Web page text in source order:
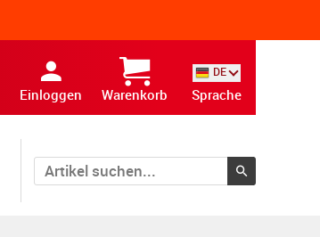
Einloggen Warenkorb
DE
Sprache